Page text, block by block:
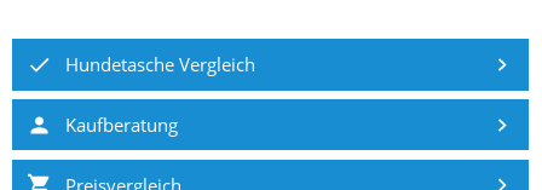
Hundetasche Vergleich
Kaufberatung
Preisvergleich